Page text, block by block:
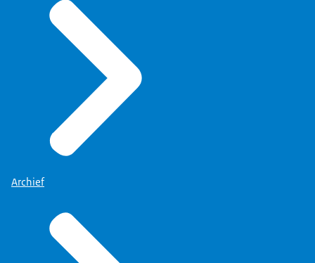
Archief